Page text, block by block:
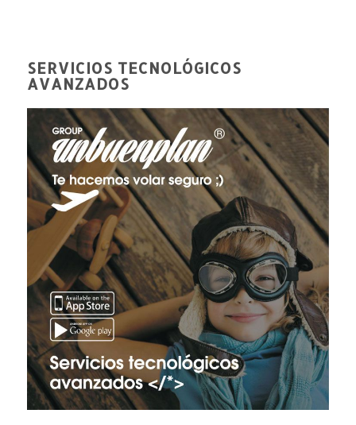
SERVICIOS TECNOLÓGICOS
AVANZADOS